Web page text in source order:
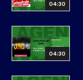
04:30
04:30